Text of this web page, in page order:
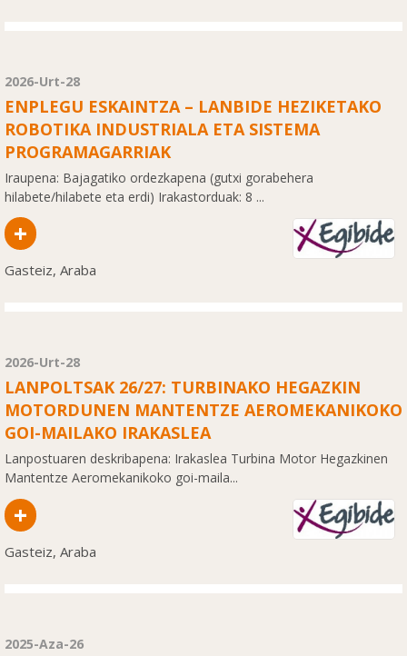
2026-Urt-28
ENPLEGU ESKAINTZA – LANBIDE HEZIKETAKO
ROBOTIKA INDUSTRIALA ETA SISTEMA
PROGRAMAGARRIAK
Iraupena: Bajagatiko ordezkapena (gutxi gorabehera
hilabete/hilabete eta erdi) Irakastorduak: 8 ...
+
Gasteiz, Araba
2026-Urt-28
LANPOLTSAK 26/27: TURBINAKO HEGAZKIN
MOTORDUNEN MANTENTZE AEROMEKANIKOKO
GOI-MAILAKO IRAKASLEA
Lanpostuaren deskribapena: Irakaslea Turbina Motor Hegazkinen
Mantentze Aeromekanikoko goi-maila...
+
Gasteiz, Araba
2025-Aza-26